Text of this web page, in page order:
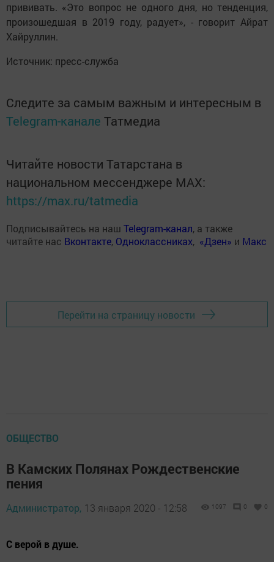
прививать. «Это вопрос не одного дня, но тенденция,
произошедшая в 2019 году, радует», - говорит Айрат
Хайруллин.
Источник: пресс-служба
Следите за самым важным и интересным в
Telegram-канале Татмедиа
Читайте новости Татарстана в
национальном мессенджере MАХ:
https://max.ru/tatmedia
Подписывайтесь на наш Telegram-канал, а также
читайте нас Вконтакте, Одноклассниках, «Дзен» и Макс
Перейти на страницу новости
ОБЩЕСТВО
В Камских Полянах Рождественские
пения
Администратор, 13 января 2020 - 12:58 1097 0 0
С верой в душе.